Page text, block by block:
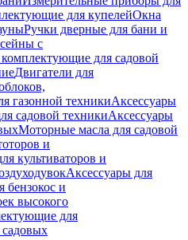
для купелейОкна
Ручки дверные для бани и
с
для садовой
Двигатели для
газонной техникиАксессуары
садовой техникиАксессуары
Моторные масла для садовой
и
культиваторов и
Аксессуары для
бензокос и
высокого
для
садовых